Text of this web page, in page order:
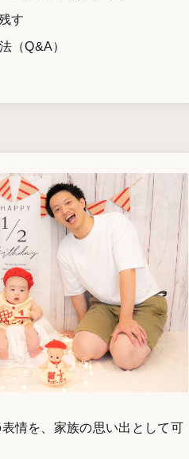
す
（Q&A）
情を、家族の思い出として可